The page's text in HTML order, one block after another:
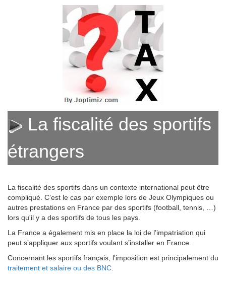
La fiscalité des sportifs
étrangers
La fiscalité des sportifs dans un contexte international peut être
compliqué. C’est le cas par exemple lors de Jeux Olympiques ou
autres prestations en France par des sportifs (football, tennis, …)
lors qu'il y a des sportifs de tous les pays.
La France a également mis en place la loi de l’impatriation qui
peut s’appliquer aux sportifs voulant s’installer en France.
Concernant les sportifs français, l'imposition est principalement du
traitement et salaire ou des BNC